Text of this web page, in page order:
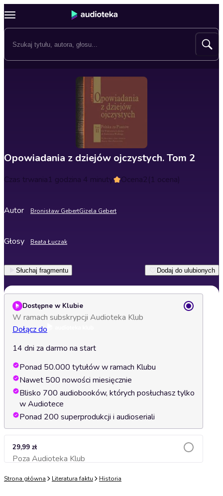
Opowiadania z dziejów ojczystych. Tom 2
Czas trwania1 godzina 4 minuty Ocena2(1 ocena)
Autor Bronisław GebertGizela Gebert
Głosy Beata Łuczak
Słuchaj fragmentu Dodaj do ulubionych
Dostępne w Klubie
W ramach subskrypcji Audioteka Klub
Dołącz do
14 dni za darmo na start
Ponad 50.000 tytułów w ramach Klubu
Nawet 500 nowości miesięcznie
Blisko 700 audiobooków, których posłuchasz tylko
w Audiotece
Ponad 200 superprodukcji i audioseriali
29,99 zł
Poza Audioteka KlubDodaj do koszyka
Strona główna Literatura faktu Historia